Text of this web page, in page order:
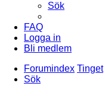
Sök
FAQ
Logga in
Bli medlem
Forumindex Tinget
Sök